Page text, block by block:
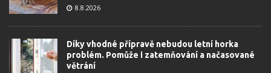
8.8.2026
Díky vhodné přípravě nebudou letní horka
problém. Pomůže i zatemňování a načasované
větrání